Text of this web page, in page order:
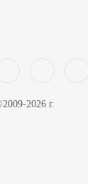
2026 г.